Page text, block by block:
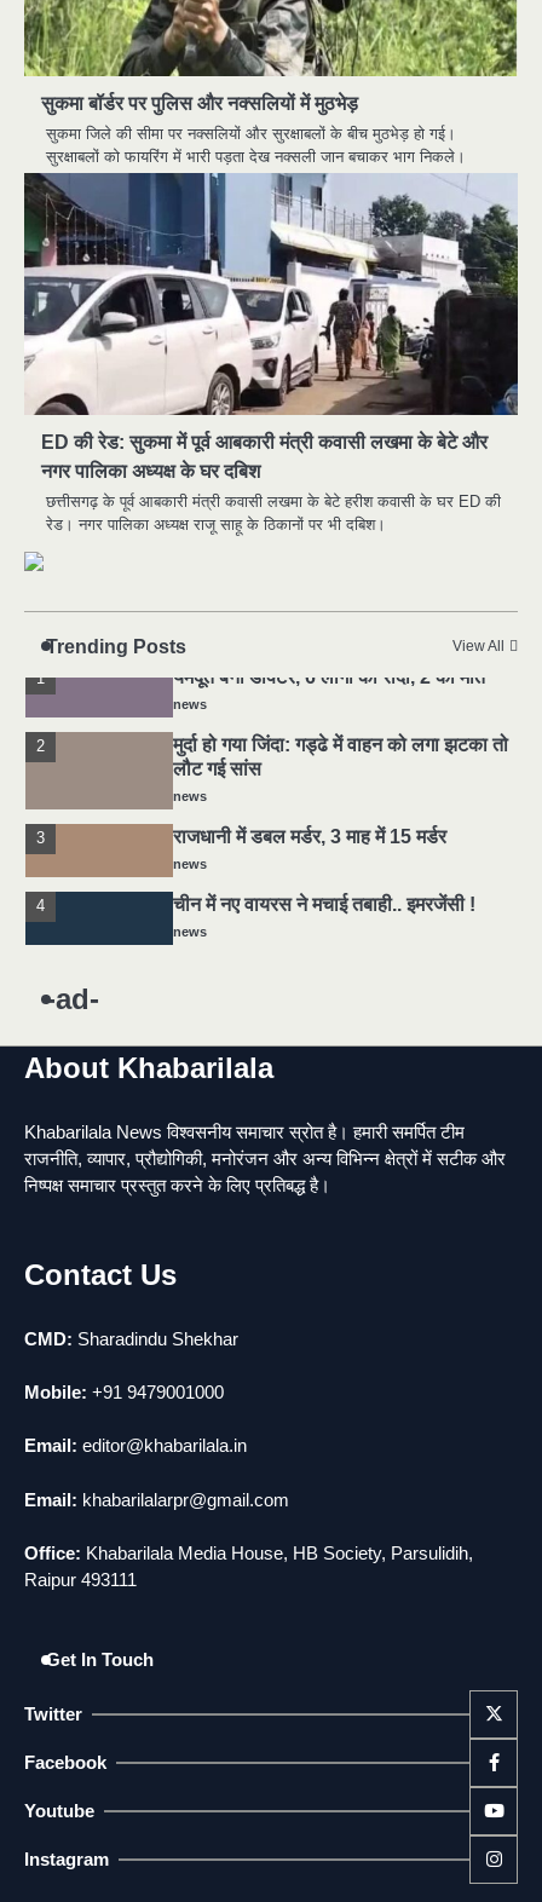
सुकमा बॉर्डर पर पुलिस और नक्सलियों में मुठभेड़
सुकमा जिले की सीमा पर नक्सलियों और सुरक्षाबलों के बीच मुठभेड़ हो गई।
सुरक्षाबलों को फायरिंग में भारी पड़ता देख नक्स‍ली जान बचाकर भाग निकले।
ED की रेड: सुकमा में पूर्व आबकारी मंत्री कवासी लखमा के बेटे और
नगर पालिका अध्यक्ष के घर दबिश
छत्तीसगढ़ के पूर्व आबकारी मंत्री कवासी लखमा के बेटे हरीश कवासी के घर ED की
रेड। नगर पालिका अध्यक्ष राजू साहू के ठिकानों पर भी दबिश।
Trending Posts View All
2
मुर्दा हो गया जिंदा: गड्ढे में वाहन को लगा झटका तो
लौट गई सांस
news
3 राजधानी में डबल मर्डर, 3 माह में 15 मर्डर
news
चीन में नए वायरस ने मचाई तबाही.. इमरजेंसी !
1 यमदूत बना डॉक्टर, 6 लोगों को रौंदा, 2 की मौत
news
2
मुर्दा हो गया जिंदा: गड्ढे में वाहन को लगा झटका तो
लौट गई सांस
news
3 राजधानी में डबल मर्डर, 3 माह में 15 मर्डर
news
4 चीन में नए वायरस ने मचाई तबाही.. इमरजेंसी !
news
1 यमदूत बना डॉक्टर, 6 लोगों को रौंदा, 2 की मौत
2
मुर्दा हो गया जिंदा: गड्ढे में वाहन को लगा झटका तो
लौट गई सांस
news
-ad-
About Khabarilala
Khabarilala News विश्वसनीय समाचार स्रोत है। हमारी समर्पित टीम
राजनीति, व्यापार, प्रौद्योगिकी, मनोरंजन और अन्य विभिन्न क्षेत्रों में सटीक और
निष्पक्ष समाचार प्रस्तुत करने के लिए प्रतिबद्ध है।
Contact Us
CMD: Sharadindu Shekhar
Mobile: +91 9479001000
Email: editor@khabarilala.in
Email: khabarilalarpr@gmail.com
Office: Khabarilala Media House, HB Society, Parsulidih,
Raipur 493111
Get In Touch
Twitter
Facebook
Youtube
Instagram